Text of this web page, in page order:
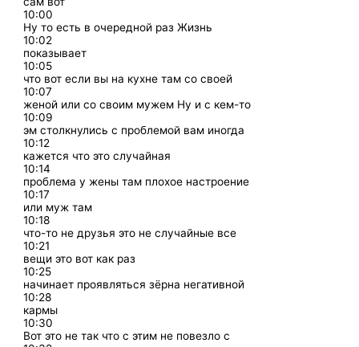
10:00
Ну то есть в очередной раз Жизнь
10:02
показывает
10:05
что вот если вы на кухне там со своей
10:07
женой или со своим мужем Ну и с кем-то
10:09
эм столкнулись с проблемой вам иногда
10:12
кажется что это случайная
10:14
проблема у жены там плохое настроение
10:17
или муж там
10:18
что-то не друзья это не случайные все
10:21
вещи это вот как раз
10:25
начинает проявляться зёрна негативной
10:28
кармы
10:30
Вот это не так что с этим не повезло с